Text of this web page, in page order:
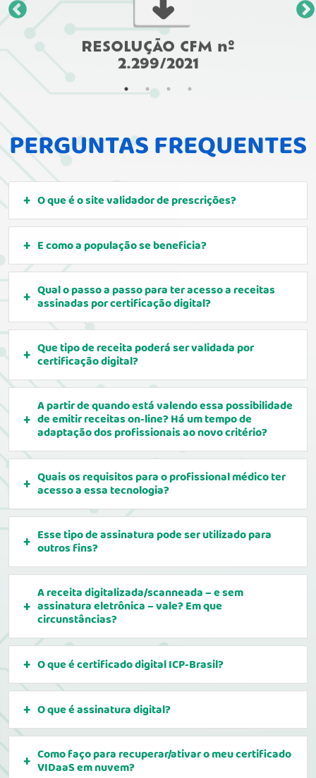
RESOLUÇÃO CFM nº
2.299/2021
PERGUNTAS FREQUENTES
O que é o site validador de prescrições?
E como a população se beneficia?
Qual o passo a passo para ter acesso a receitas
assinadas por certificação digital?
Que tipo de receita poderá ser validada por
certificação digital?
A partir de quando está valendo essa possibilidade
de emitir receitas on-line? Há um tempo de
adaptação dos profissionais ao novo critério?
Quais os requisitos para o profissional médico ter
acesso a essa tecnologia?
Esse tipo de assinatura pode ser utilizado para
outros fins?
A receita digitalizada/scanneada – e sem
assinatura eletrônica – vale? Em que
circunstâncias?
O que é certificado digital ICP-Brasil?
O que é assinatura digital?
Como faço para recuperar/ativar o meu certificado
VIDaaS em nuvem?